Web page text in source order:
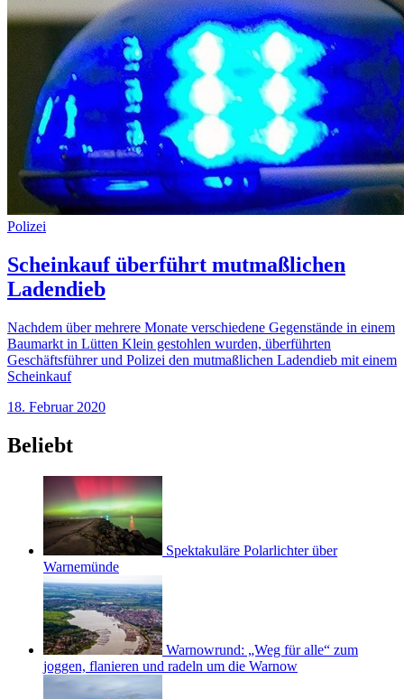
Polizei
Scheinkauf überführt mutmaßlichen
Ladendieb
Nachdem über mehrere Monate verschiedene Gegenstände in einem
Baumarkt in Lütten Klein gestohlen wurden, überführten
Geschäftsführer und Polizei den mutmaßlichen Ladendieb mit einem
Scheinkauf
18. Februar 2020
Beliebt
Spektakuläre Polarlichter über
Warnemünde
Warnowrund: „Weg für alle“ zum
joggen, flanieren und radeln um die Warnow